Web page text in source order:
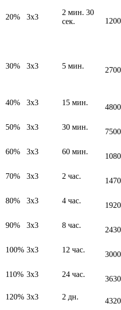
20% 3x3
2 мин. 30
сек.
30% 3x3 5 мин.
40% 3x3 15 мин.
50% 3x3 30 мин.
60% 3x3 60 мин.
70% 3x3 2 час.
80% 3x3 4 час.
90% 3x3 8 час.
100% 3x3 12 час.
110% 3x3 24 час.
120% 3x3 2 дн.